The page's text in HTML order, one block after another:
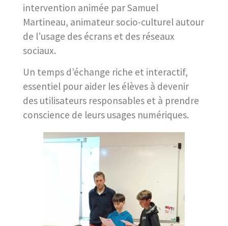
intervention animée par Samuel
Martineau, animateur socio-culturel autour
de l’usage des écrans et des réseaux
sociaux.
Un temps d’échange riche et interactif,
essentiel pour aider les élèves à devenir
des utilisateurs responsables et à prendre
conscience de leurs usages numériques.